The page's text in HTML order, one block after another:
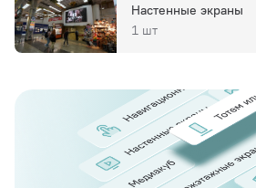
Настенные экраны
1 шт